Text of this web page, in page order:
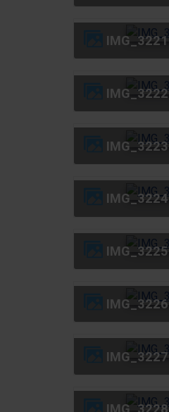
IMG_3221
IMG_3222
IMG_3223
IMG_3224
IMG_3225
IMG_3226
IMG_3227